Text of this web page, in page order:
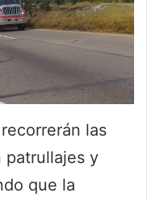
las
patrullajes y
que la